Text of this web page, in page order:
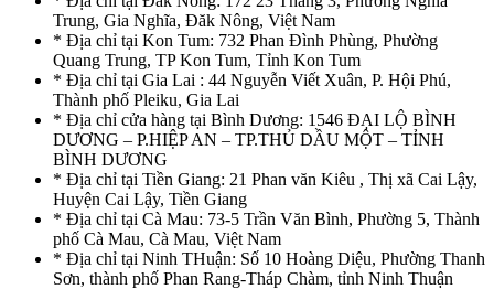
Trung, Gia Nghĩa, Đăk Nông, Việt Nam
* Địa chỉ tại Kon Tum: 732 Phan Đình Phùng, Phường
Quang Trung, TP Kon Tum, Tỉnh Kon Tum
* Địa chỉ tại Gia Lai : 44 Nguyễn Viết Xuân, P. Hội Phú,
Thành phố Pleiku, Gia Lai
* Địa chỉ cửa hàng tại Bình Dương: 1546 ĐẠI LỘ BÌNH
DƯƠNG – P.HIỆP AN – TP.THỦ DẦU MỘT – TỈNH
BÌNH DƯƠNG
* Địa chỉ tại Tiền Giang: 21 Phan văn Kiêu , Thị xã Cai Lậy,
Huyện Cai Lậy, Tiền Giang
* Địa chỉ tại Cà Mau: 73-5 Trần Văn Bình, Phường 5, Thành
phố Cà Mau, Cà Mau, Việt Nam
* Địa chỉ tại Ninh THuận: Số 10 Hoàng Diệu, Phường Thanh
Sơn, thành phố Phan Rang-Tháp Chàm, tỉnh Ninh Thuận